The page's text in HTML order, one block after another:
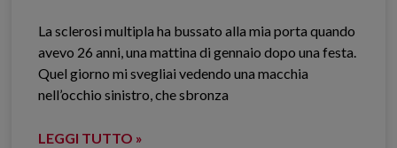
La sclerosi multipla ha bussato alla mia porta quando
avevo 26 anni, una mattina di gennaio dopo una festa.
Quel giorno mi svegliai vedendo una macchia
nell’occhio sinistro, che sbronza
LEGGI TUTTO »